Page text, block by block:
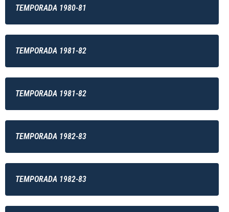
TEMPORADA 1980-81
TEMPORADA 1981-82
TEMPORADA 1981-82
TEMPORADA 1982-83
TEMPORADA 1982-83